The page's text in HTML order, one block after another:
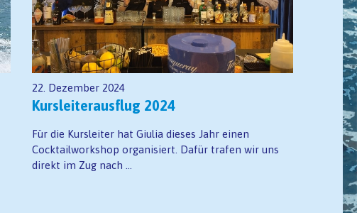
22. Dezember 2024
Kursleiterausflug 2024
Für die Kursleiter hat Giulia dieses Jahr einen
Cocktailworkshop organisiert. Dafür trafen wir uns
direkt im Zug nach ...